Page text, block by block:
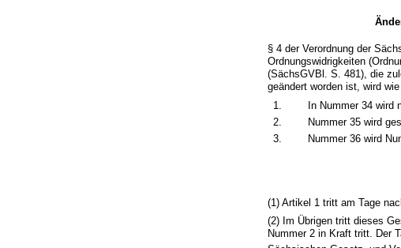
§ 4 der Verordnung der
Ordnungswidrigkeiten
(SächsGVBl. S. 481), die
geändert worden ist, wird
1.
In Nummer 34 wird
2.
Nummer 35 wird
3.
Nummer 36 wird
(1) Artikel 1 tritt am Tage
(2) Im Übrigen tritt dieses
Nummer 2 in Kraft tritt. Der